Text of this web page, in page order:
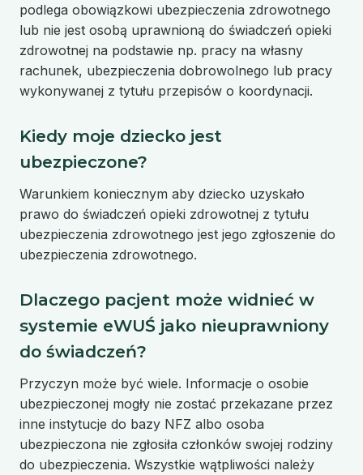
podlega obowiązkowi ubezpieczenia zdrowotnego
lub nie jest osobą uprawnioną do świadczeń opieki
zdrowotnej na podstawie np. pracy na własny
rachunek, ubezpieczenia dobrowolnego lub pracy
wykonywanej z tytułu przepisów o koordynacji.
Kiedy moje dziecko jest
ubezpieczone?
Warunkiem koniecznym aby dziecko uzyskało
prawo do świadczeń opieki zdrowotnej z tytułu
ubezpieczenia zdrowotnego jest jego zgłoszenie do
ubezpieczenia zdrowotnego.
Dlaczego pacjent może widnieć w
systemie eWUŚ jako nieuprawniony
do świadczeń?
Przyczyn może być wiele. Informacje o osobie
ubezpieczonej mogły nie zostać przekazane przez
inne instytucje do bazy NFZ albo osoba
ubezpieczona nie zgłosiła członków swojej rodziny
do ubezpieczenia. Wszystkie wątpliwości należy